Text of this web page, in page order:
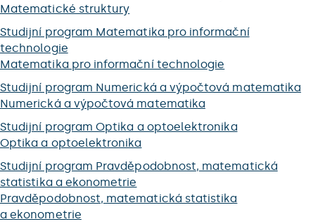
Matematické struktury
Studijní program Matematika pro informační
technologie
Matematika pro informační technologie
Studijní program Numerická a výpočtová matematika
Numerická a výpočtová matematika
Studijní program Optika a optoelektronika
Optika a optoelektronika
Studijní program Pravděpodobnost, matematická
statistika a ekonometrie
Pravděpodobnost, matematická statistika
a ekonometrie